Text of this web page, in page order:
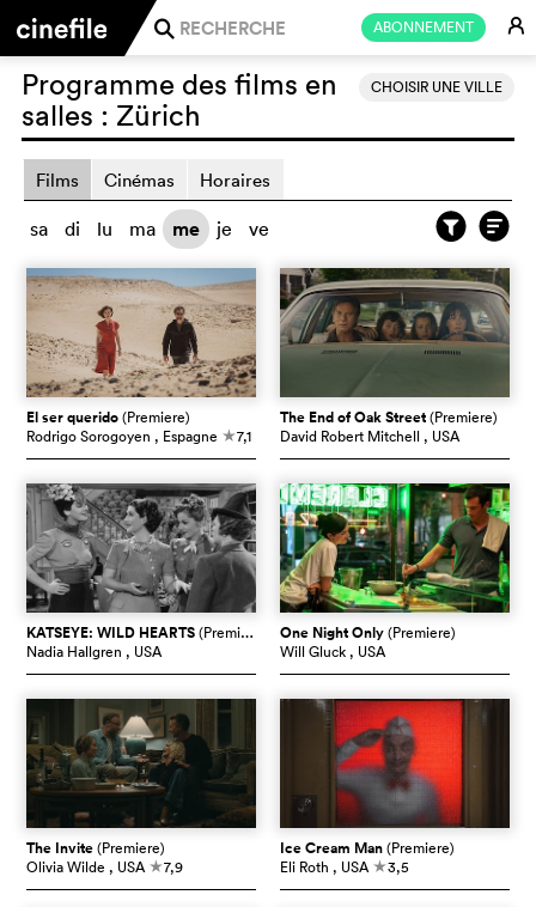
ABONNEMENT E
j
CHOISIR UNE VILLE
Programme des films en
salles : Zürich
Films Cinémas Horaires
sa di lu ma me je ve
El ser querido(Premiere)
Rodrigo Sorogoyen , Espagne c7,1
The End of Oak Street(Premiere)
David Robert Mitchell , USA
KATSEYE: WILD HEARTS(Premiere)
Nadia Hallgren , USA
One Night Only(Premiere)
Will Gluck , USA
The Invite(Premiere)
Olivia Wilde , USA c7,9
Ice Cream Man(Premiere)
Eli Roth , USA c3,5